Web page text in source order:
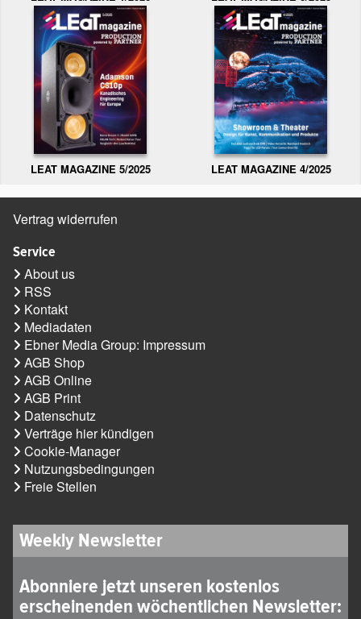
LEAT MAGAZINE 5/2025 LEAT MAGAZINE 4/2025
Vertrag widerrufen
Service
About us
RSS
Kontakt
Mediadaten
Ebner Media Group: Impressum
AGB Shop
AGB Online
AGB Print
Datenschutz
Verträge hier kündigen
Cookie-Manager
Nutzungsbedingungen
Freie Stellen
Weekly Newsletter
Abonniere jetzt unseren kostenlos
erscheinenden wöchentlichen Newsletter: